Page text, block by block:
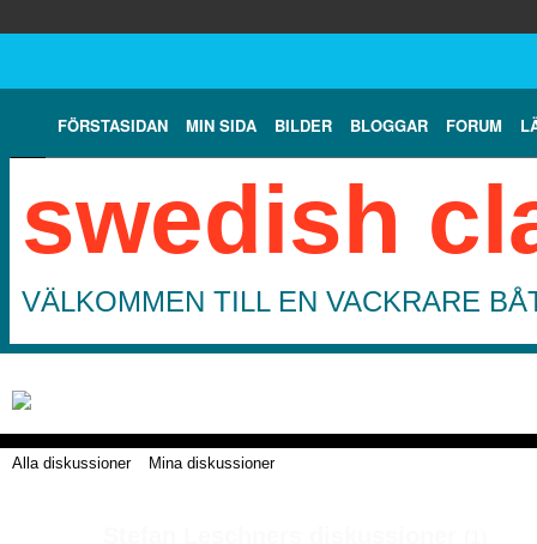
FÖRSTASIDAN MIN SIDA BILDER BLOGGAR FORUM
swedish
VÄLKOMMEN TILL EN VACKRARE
Alla diskussioner Mina diskussioner